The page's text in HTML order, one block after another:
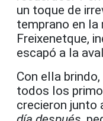
un toque de
temprano en la
Freixenetque,
escapó a la
Con ella
todos los
crecieron junto